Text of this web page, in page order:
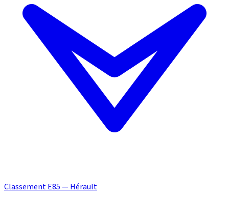
Classement E85 — Hérault